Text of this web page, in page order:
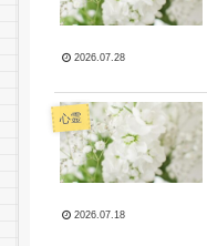
2026.07.28
心霊
2026.07.18